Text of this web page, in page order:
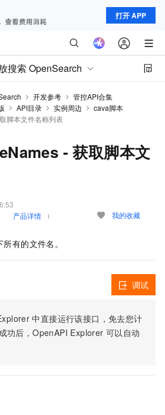
打开 APP
搜索 OpenSearch
开发参考
管控API合集
API目录 实例周边
cava脚本
脚本文件名称列表
- 获取脚本文
产品详情 我的收藏
有的文件名。
中直接运行该接口，免去您计
功后，OpenAPI Explorer 可以自动
调试